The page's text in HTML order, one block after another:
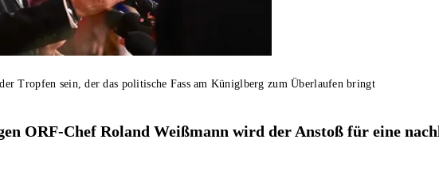
Tropfen sein, der das politische Fass am Küniglberg zum Überlaufen bringt
ORF-Chef Roland Weißmann wird der Anstoß für eine